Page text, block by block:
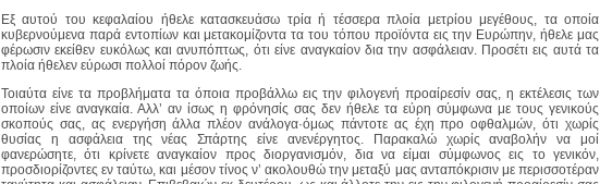
Εξ αυτού του κεφαλαίου ήθελε κατασκευάσω τρία ή τέσσερα πλοία μετρίου μεγέθους, τα οποία
κυβερνούμενα παρά εντοπίων και μετακομίζοντα τα του τόπου προϊόντα εις την Ευρώπην, ήθελε μας
φέρωσιν εκείθεν ευκόλως και ανυπόπτως, ότι είνε αναγκαίον δια την ασφάλειαν. Προσέτι εις αυτά τα
πλοία ήθελεν εύρωσι πολλοί πόρον ζωής.
Τοιαύτα είνε τα προβλήματα τα όποια προβάλλω εις την φιλογενή προαίρεσίν σας, η εκτέλεσις των
οποίων είνε αναγκαία. Αλλ’ αν ίσως η φρόνησίς σας δεν ήθελε τα εύρη σύμφωνα με τους γενικούς
σκοπούς σας, ας ενεργήση άλλα πλέον ανάλογα·όμως πάντοτε ας έχη προ οφθαλμών, ότι χωρίς
θυσίας η ασφάλεια της νέας Σπάρτης είνε ανενέργητος. Παρακαλώ χωρίς αναβολήν να μοί
φανερώσητε, ότι κρίνετε αναγκαίον προς διοργανισμόν, δια να είμαι σύμφωνος εις το γενικόν,
προσδιορίζοντες εν ταύτω, και μέσον τίνος ν’ ακολουθώ την μεταξύ μας ανταπόκρισιν με περισσοτέραν